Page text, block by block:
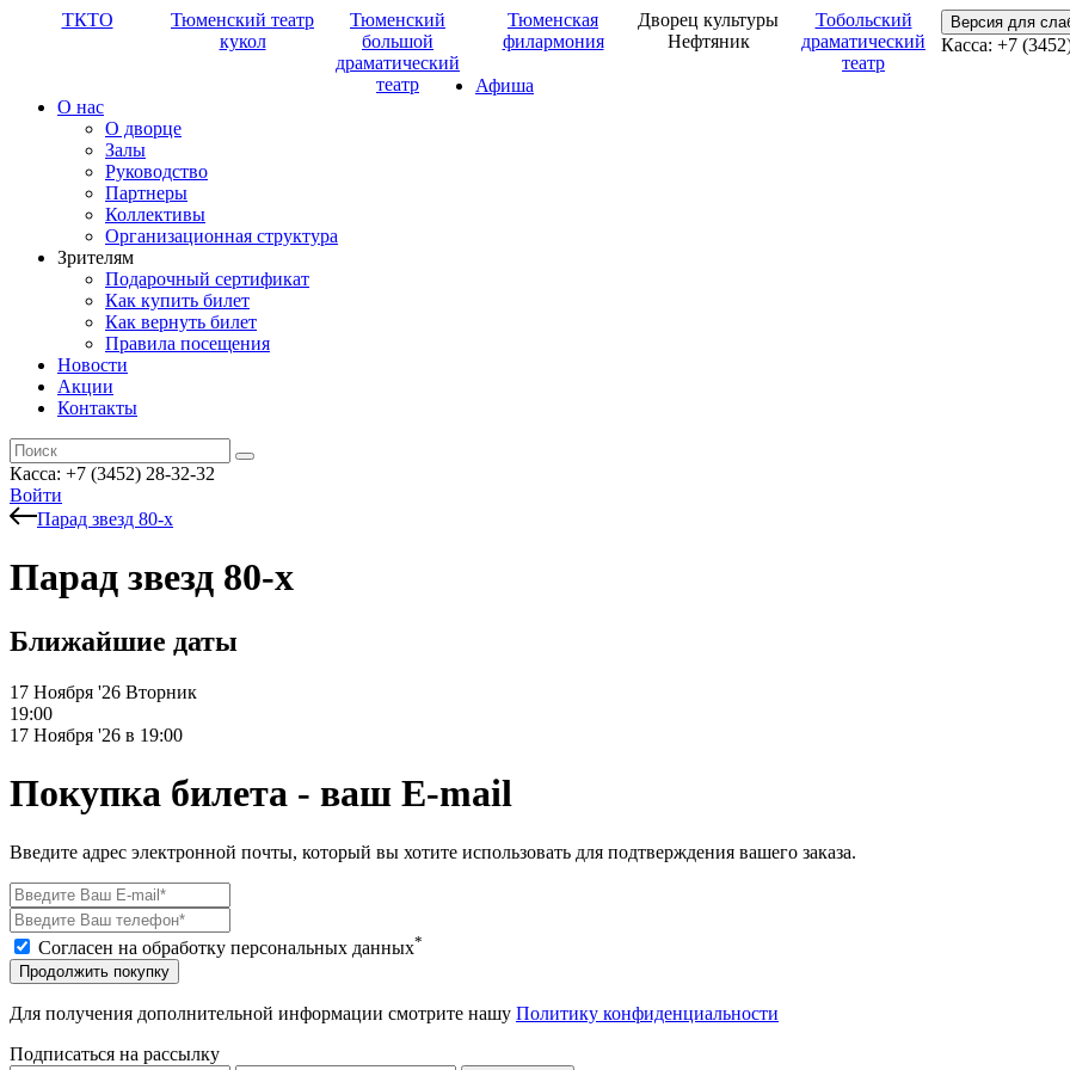
ТКТО
Тюменский театр
кукол
Тюменский
большой
драматический
театр
Тюменская
филармония
Дворец культуры
Нефтяник
Тобольский
драматический
театр
Версия для
Касса: +7
Афиша
О нас
О дворце
Залы
Руководство
Партнеры
Коллективы
Организационная структура
Зрителям
Подарочный сертификат
Как купить билет
Как вернуть билет
Правила посещения
Новости
Акции
Контакты
Касса: +7 (3452) 28-32-32
Войти
Парад звезд 80-х
Парад звезд 80-х
Ближайшие даты
17 Ноября '26 Вторник
19:00
17 Ноября '26 в 19:00
Покупка билета - ваш E-mail
Введите адрес электронной почты, который вы хотите использовать для подтверждения вашего заказа.
Согласен на обработку персональных данных*
Продолжить покупку
Для получения дополнительной информации смотрите нашу Политику конфиденциальности
Подписаться на рассылку